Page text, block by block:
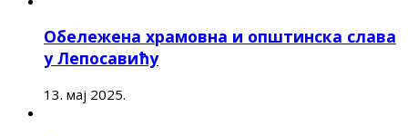
Обележена храмовна и општинска слава
у Лепосавићу
13. мај 2025.